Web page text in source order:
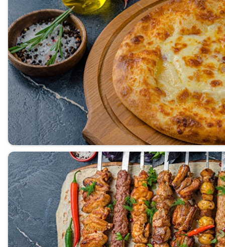
Сеты
Роллы
Суши